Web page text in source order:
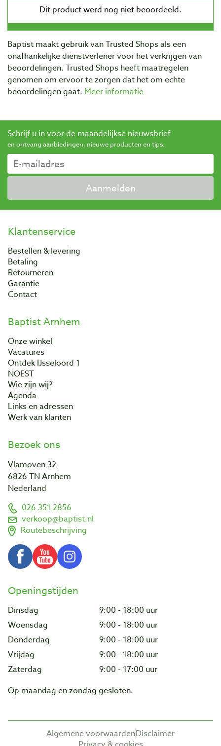
Baptist maakt gebruik van Trusted Shops als een
onafhankelijke dienstverlener voor het verkrijgen van
beoordelingen. Trusted Shops heeft maatregelen
genomen om ervoor te zorgen dat het om echte
beoordelingen gaat. Meer informatie
Schrijf u in voor de maandelijkse nieuwsbrief
en ontvang aanbiedingen, nieuwe producten en tips.
Aanmelden
Klantenservice
Bestellen & levering
Betaling
Retourneren
Garantie
Contact
Baptist Arnhem
Onze winkel
Vacatures
Ontdek IJsseloord 1
NOEST
Wie zijn wij?
Agenda
Links en adressen
Werk van klanten
Bezoek ons
Vlamoven 32
6826 TN Arnhem
Nederland
026 351 2856
verkoop@baptist.nl
Routebeschrijving
Openingstijden
Dinsdag
9:00 - 18:00 uur
Woensdag
9:00 - 18:00 uur
Donderdag
9:00 - 18:00 uur
Vrijdag
9:00 - 18:00 uur
Zaterdag
9:00 - 17:00 uur
Op maandag en zondag gesloten.
Algemene voorwaardenDisclaimer